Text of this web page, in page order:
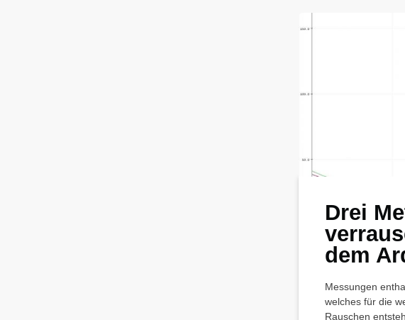
Drei
dem
Messungen
welches für die
Rauschen